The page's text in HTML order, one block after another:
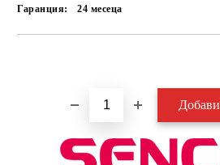
Гаранция: 24 месеца